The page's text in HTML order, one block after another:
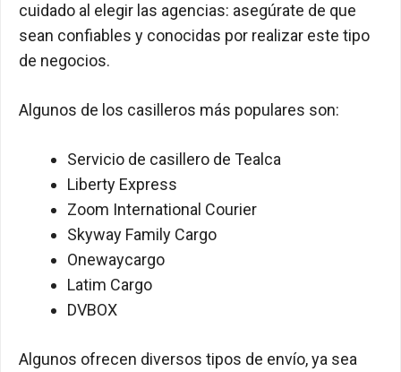
cuidado al elegir las agencias: asegúrate de que
sean confiables y conocidas por realizar este tipo
de negocios.
Algunos de los casilleros más populares son:
Servicio de casillero de Tealca
Liberty Express
Zoom International Courier
Skyway Family Cargo
Onewaycargo
Latim Cargo
DVBOX
Algunos ofrecen diversos tipos de envío, ya sea